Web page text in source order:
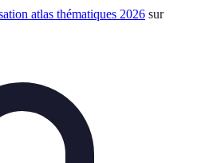
atlas thématiques 2026 sur